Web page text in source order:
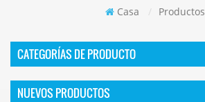
Casa / Productos
CATEGORÍAS DE PRODUCTO
NUEVOS PRODUCTOS